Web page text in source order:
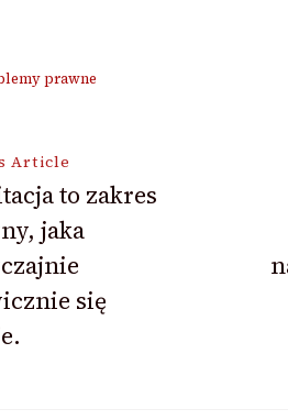
prawne
Article
to zakres
jaka
się